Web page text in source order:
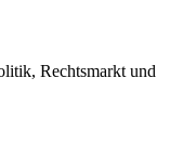
Rechtsmarkt und